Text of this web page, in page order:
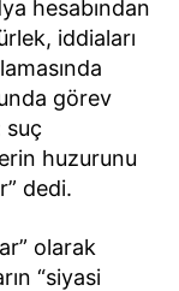
hesabından
iddiaları
görev
suç
huzurunu
dedi.
olarak
“siyasi